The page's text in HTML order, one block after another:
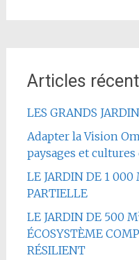
Articles
LES GRANDS
Adapter la Vision
paysages et
LE JARDIN DE 1 000
PARTIELLE
LE JARDIN DE 500
ÉCOSYSTÈME
RÉSILIENT